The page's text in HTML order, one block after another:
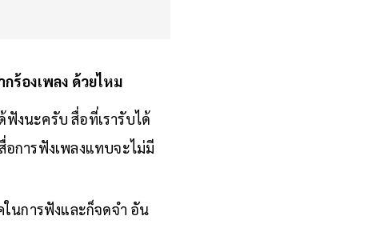
ร้องเพลง ด้วยไหม
ฟังนะครับ สื่อที่เรารับได้
การฟังเพลงแทบจะไม่มี
นการฟังและก็จดจำ อัน